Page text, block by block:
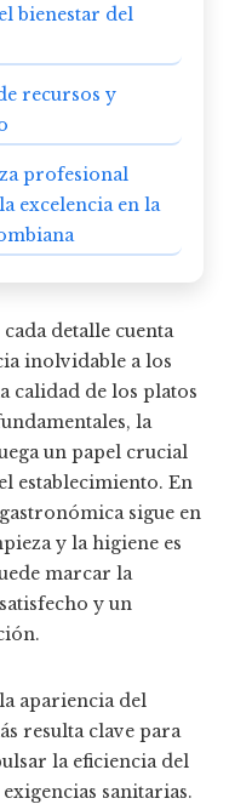
bienestar del
recursos y
profesional
excelencia en la
detalle cuenta
inolvidable a los
calidad de los platos
la
un papel crucial
establecimiento. En
sigue en
y la higiene es
marcar la
y un
apariencia del
resulta clave para
la eficiencia del
sanitarias.